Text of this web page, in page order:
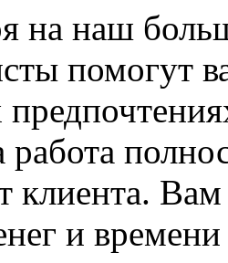
на наш
помогут
клиента. Вам
и